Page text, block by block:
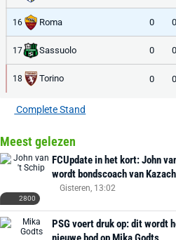
16 Roma 0 0
17 Sassuolo 0 0
18 Torino 0 0
Complete Stand
Meest gelezen
2800
FCUpdate in het kort: John
wordt bondscoach van
Gisteren, 13:02
PSG voert druk op: dit wordt